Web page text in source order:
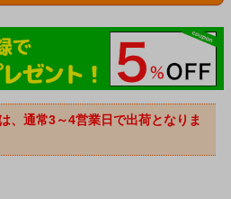
、通常3～4営業日で出荷となりま